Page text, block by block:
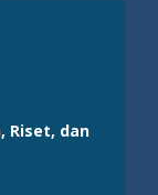
Riset, dan